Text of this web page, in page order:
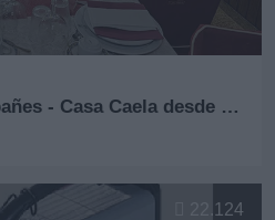
* Restaurante Les Cabañes - Casa Caela desde 1967
22.124